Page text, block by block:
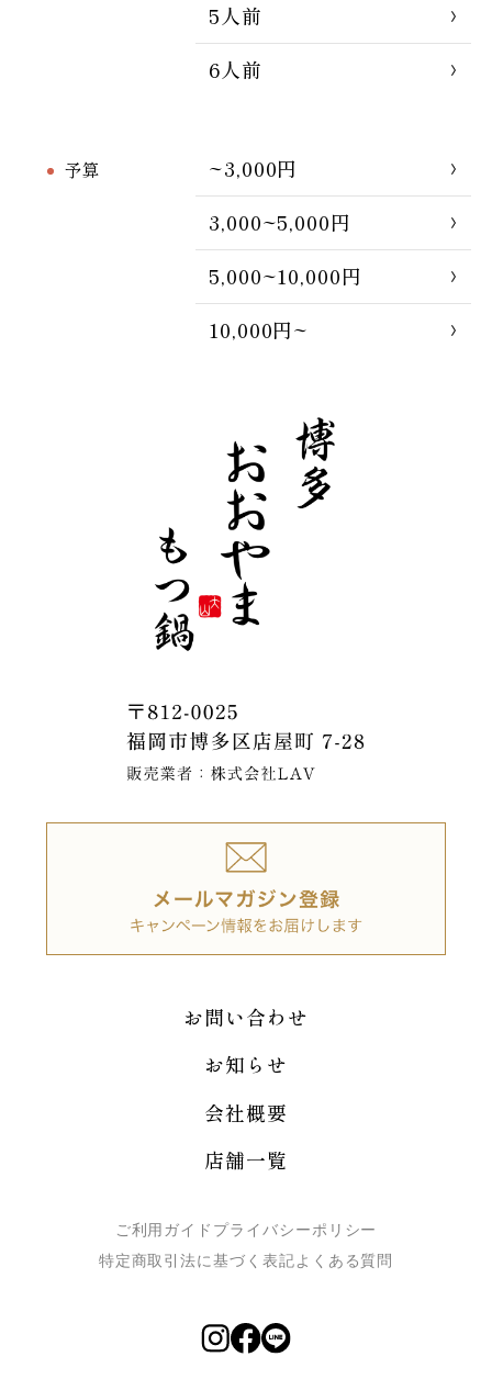
5人前
6人前
予算
~3,000円
3,000~5,000円
5,000~10,000円
10,000円~
お問い合わせ
お知らせ
会社概要
店舗一覧
ご利用ガイド プライバシーポリシー
特定商取引法に基づく表記よくある質問